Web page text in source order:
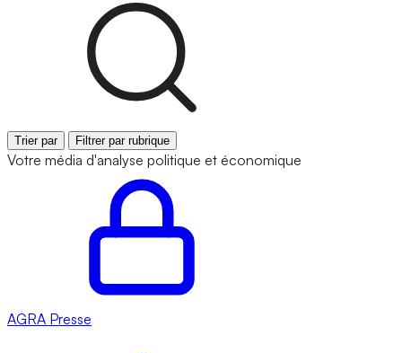
Trier par Filtrer par rubrique
Votre média d'analyse politique et économique
AGRA Presse